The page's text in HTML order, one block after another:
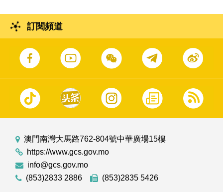
訂閱頻道
澳門南灣大馬路762-804號中華廣場15樓
https://www.gcs.gov.mo
info@gcs.gov.mo
(853)2833 2886
(853)2835 5426